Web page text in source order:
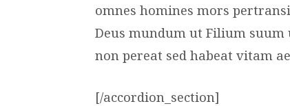
omnes homines mors
Deus mundum ut Filium
non pereat sed habeat vitam
[/accordion_section]